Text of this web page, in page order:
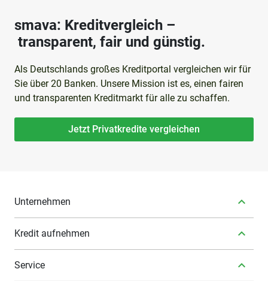
smava: Kreditvergleich –
transparent, fair und günstig.
Als Deutschlands großes Kreditportal vergleichen wir für
Sie über 20 Banken. Unsere Mission ist es, einen fairen
und transparenten Kreditmarkt für alle zu schaffen.
Jetzt Privatkredite vergleichen
Unternehmen
Kredit aufnehmen
Service